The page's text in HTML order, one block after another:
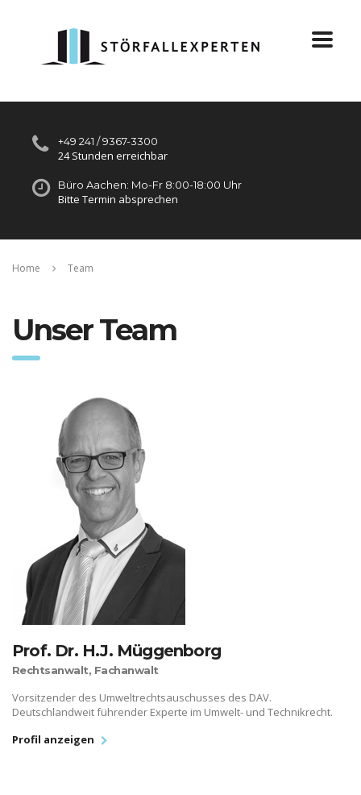
+49 241 / 9367-3300
24 Stunden erreichbar
Büro Aachen: Mo-Fr 8:00-18:00 Uhr
Bitte Termin absprechen
Home Team
Unser Team
Prof. Dr. H.J. Müggenborg
Rechtsanwalt, Fachanwalt
Vorsitzender des Umweltrechtsauschusses des DAV.
Deutschlandweit führender Experte im Umwelt- und Technikrecht.
Profil anzeigen